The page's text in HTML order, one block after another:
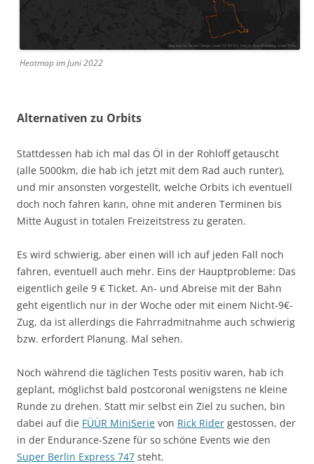
Heatmap im Juni 2022
Alternativen zu Orbits
Stattdessen hab ich mal das Öl in der Rohloff getauscht
(alle 5000km, die hab ich jetzt mit dem Rad auch runter),
und mir ansonsten vorgestellt, welche Orbits ich eventuell
doch noch fahren kann, ohne mit anderen Terminen bis
Mitte August in totalen Freizeitstress zu geraten.
Es wird schwierig, aber einen will ich auf jeden Fall noch
fahren, eventuell auch mehr. Eins der Hauptprobleme: Das
eigentlich geile 9 € Ticket. An- und Abreise mit der Bahn
geht eigentlich nur in der Woche oder mit einem Nicht-9€-
Zug, da ist allerdings die Fahrradmitnahme auch schwierig
bzw. erfordert Planung. Mal sehen.
Noch während die täglichen Tests positiv waren, hab ich
geplant, möglichst bald postcoronal wenigstens ne kleine
Runde zu drehen. Statt mir selbst ein Ziel zu suchen, bin
dabei auf die FÜÜR MiniSerie von Rick Rider gestossen, der
in der Endurance-Szene für so schöne Events wie den
Super Berlin Express 747 steht.